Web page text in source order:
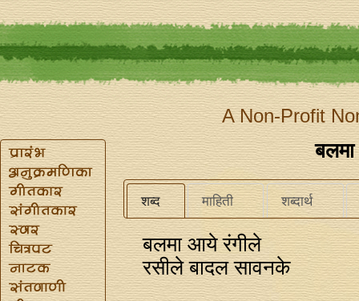
A Non-Profit
शब्द माहिती शब्दार्थ
बलमा आये रंगीले
रसीले बादल सावनके